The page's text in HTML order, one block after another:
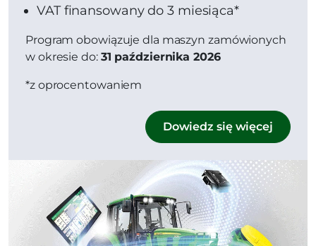
VAT finansowany do 3 miesiąca*
Program obowiązuje dla maszyn zamówionych
w okresie do: 31 października 2026
*z oprocentowaniem
Dowiedz się więcej